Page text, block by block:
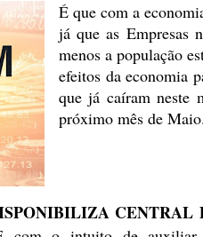
É que com a
já que as Empresas
menos a população
efeitos da economia
que já caíramneste
próximo mês de Maio.
CENTRAL